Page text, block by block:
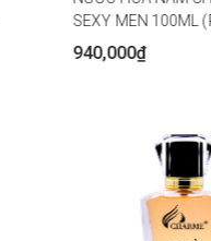
SEXY MEN 100ML
MỚI)
940,000₫